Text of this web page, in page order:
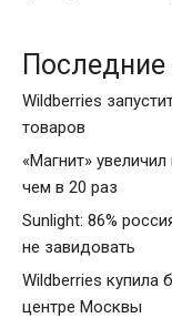
Последние
Wildberries
товаров
«Магнит»
чем в 20 раз
Sunlight: 86%
не завидовать
Wildberries купила
центре Москвы